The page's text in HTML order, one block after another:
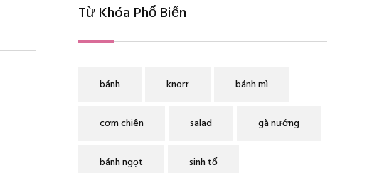
Từ Khóa Phổ Biến
bánh knorr bánh mì
cơm chiên salad gà nướng
bánh ngọt sinh tố